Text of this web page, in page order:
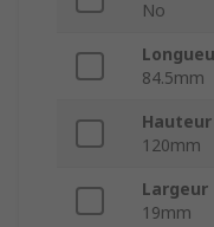
No
84.5mm
Hauteur
120mm
Largeur
19mm